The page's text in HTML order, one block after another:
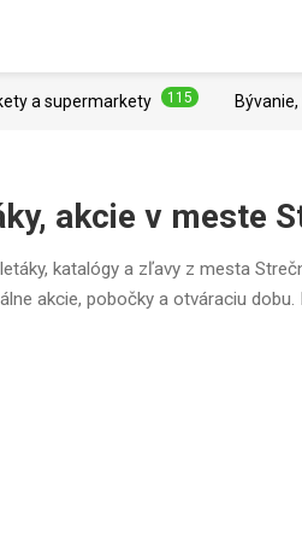
a supermarkety 115
akcie v meste
katalógy a zľavy z mesta
akcie, pobočky a otváraciu